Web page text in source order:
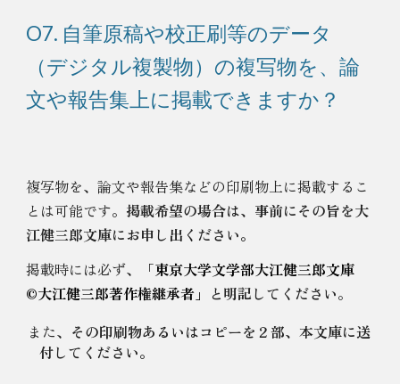
O7. 自筆原稿や校正刷等のデータ
（デジタル複製物）の複写物を、論
文や報告集上に掲載できますか？
複写物を、論文や報告集などの印刷物上に掲載するこ
とは可能です。 掲載希望の場合は、事前にその旨を大
江健三郎文庫にお申し出ください。
掲載時には必ず、 「東京大学文学部大江健三郎文庫
©️大江健三郎著作権継承者」 と明記してください。
また、 その印刷物あるいはコピーを２部、本文庫に送
付してください。